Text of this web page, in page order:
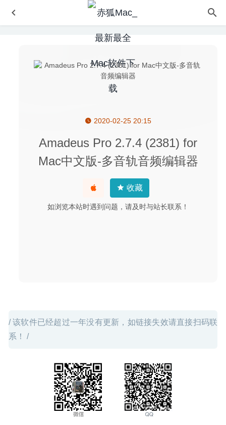
2020-02-25 20:15
Amadeus Pro 2.7.4 (2381) for
Mac中文版-多音轨音频编辑器
收藏
如浏览本站时遇到问题，请及时与站长联系！
/ 该软件已经超过一年没有更新，如链接失效请直接扫码联
系！ /
Antivirus Zap Pro 3.9.1.6 中文版-MacOS全面的杀毒软件
Paw 3.3.5 – 实用的HTTP请求客户端模拟测试工具
Deliveries 3.2.2 for Mac- 简单实用的快递邮件查询跟踪软
Final Draft 11.1.2 for Mac- 强大的剧本写作软件 2020-03-